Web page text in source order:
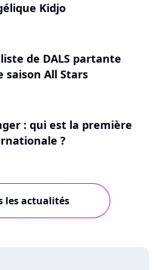
Kidjo
de DALS partante
saison All Stars
: qui est la première
?
les actualités